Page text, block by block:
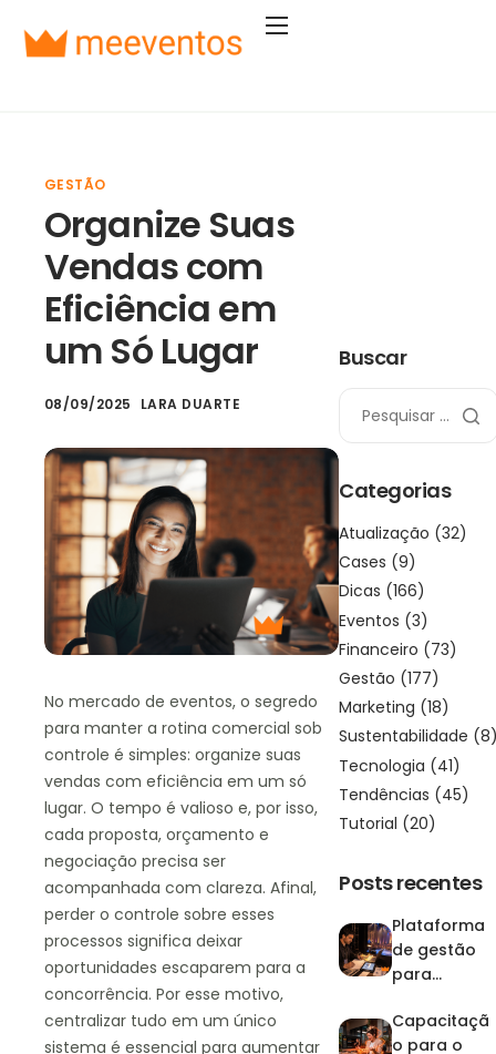
Soluções
Entrar
Começar agora
GESTÃO
Organize Suas
Vendas com
Eficiência em
um Só Lugar
08/09/2025 LARA DUARTE
No mercado de eventos, o segredo
para manter a rotina comercial sob
controle é simples: organize suas
vendas com eficiência em um só
lugar. O tempo é valioso e, por isso,
cada proposta, orçamento e
negociação precisa ser
acompanhada com clareza. Afinal,
perder o controle sobre esses
processos significa deixar
oportunidades escaparem para a
concorrência. Por esse motivo,
centralizar tudo em um único
sistema é essencial para aumentar
Buscar
Categorias
Atualização (32)
Cases (9)
Dicas (166)
Eventos (3)
Financeiro (73)
Gestão (177)
Marketing (18)
Sustentabilidade
Tecnologia (41)
Tendências (45)
Tutorial (20)
Posts recentes
Plataforma
de gestão
para
domine a
agenda e o
Capacitaçã
o para o